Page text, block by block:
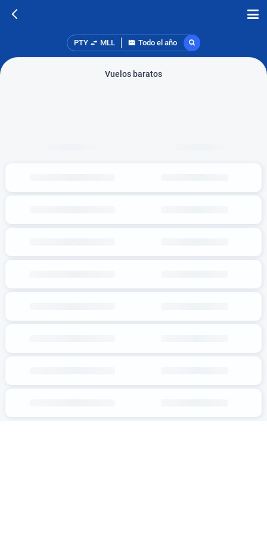
PTY MLL Todo el año
Vuelos baratos